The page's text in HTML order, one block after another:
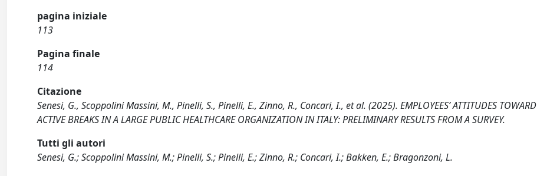
pagina iniziale
113
Pagina finale
114
Citazione
Senesi, G., Scoppolini Massini, M., Pinelli, S., Pinelli, E., Zinno, R., Concari, I., et al. (2025). EMPLOYEES’ ATTITUDES TOWARD
ACTIVE BREAKS IN A LARGE PUBLIC HEALTHCARE ORGANIZATION IN ITALY: PRELIMINARY RESULTS FROM A SURVEY.
Tutti gli autori
Senesi, G.; Scoppolini Massini, M.; Pinelli, S.; Pinelli, E.; Zinno, R.; Concari, I.; Bakken, E.; Bragonzoni, L.